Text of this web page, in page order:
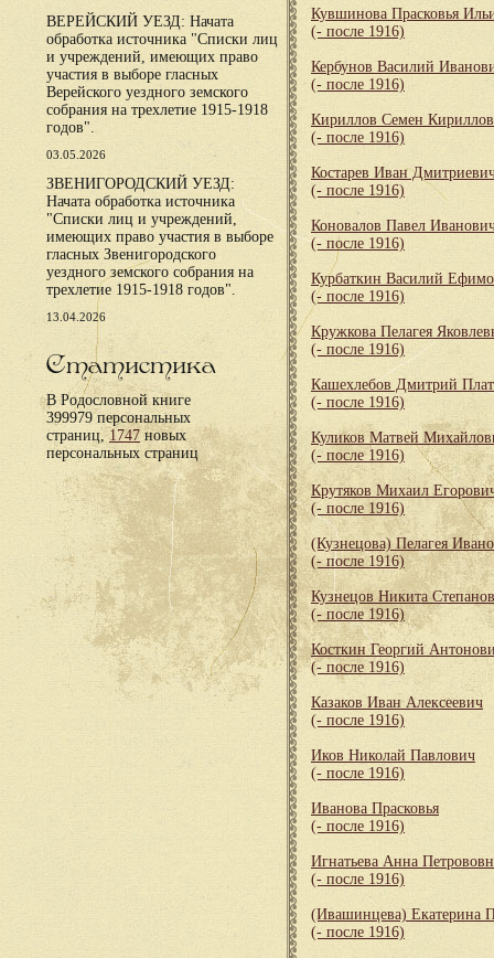
ВЕРЕЙСКИЙ УЕЗД: Начата
обработка источника "Списки лиц
и учреждений, имеющих право
участия в выборе гласных
Верейского уездного земского
собрания на трехлетие 1915-1918
годов".
03.05.2026
ЗВЕНИГОРОДСКИЙ УЕЗД:
Начата обработка источника
"Списки лиц и учреждений,
имеющих право участия в выборе
гласных Звенигородского
уездного земского собрания на
трехлетие 1915-1918 годов".
13.04.2026
Статистика
В Родословной книге
399979 персональных
страниц, 1747 новых
персональных страниц
Кувшинова Прасковья
(- после 1916)
Кербунов Василий
(- после 1916)
Кириллов Семен
(- после 1916)
Костарев Иван
(- после 1916)
Коновалов Павел
(- после 1916)
Курбаткин Василий
(- после 1916)
Кружкова Пелагея
(- после 1916)
Кашехлебов Дмитрий
(- после 1916)
Куликов Матвей
(- после 1916)
Крутяков Михаил
(- после 1916)
(Кузнецова) Пелагея
(- после 1916)
Кузнецов Никита
(- после 1916)
Косткин Георгий
(- после 1916)
Казаков Иван Алексеевич
(- после 1916)
Иков Николай Павлович
(- после 1916)
Иванова Прасковья
(- после 1916)
Игнатьева Анна
(- после 1916)
(Ивашинцева) Екатерина
(- после 1916)